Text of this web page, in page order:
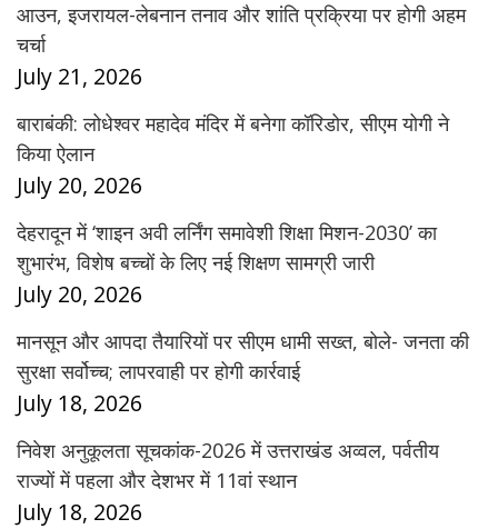
आउन, इजरायल-लेबनान तनाव और शांति प्रक्रिया पर होगी अहम
चर्चा
July 21, 2026
बाराबंकी: लोधेश्वर महादेव मंदिर में बनेगा कॉरिडोर, सीएम योगी ने
किया ऐलान
July 20, 2026
देहरादून में ‘शाइन अवी लर्निंग समावेशी शिक्षा मिशन-2030’ का
शुभारंभ, विशेष बच्चों के लिए नई शिक्षण सामग्री जारी
July 20, 2026
मानसून और आपदा तैयारियों पर सीएम धामी सख्त, बोले- जनता की
सुरक्षा सर्वोच्च; लापरवाही पर होगी कार्रवाई
July 18, 2026
निवेश अनुकूलता सूचकांक-2026 में उत्तराखंड अव्वल, पर्वतीय
राज्यों में पहला और देशभर में 11वां स्थान
July 18, 2026